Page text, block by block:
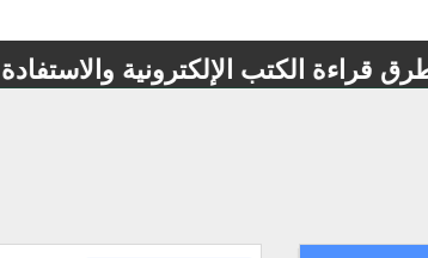
الكتب الإلكترونية والاستفادة